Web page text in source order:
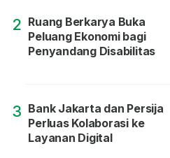
2 Ruang Berkarya Buka
Peluang Ekonomi bagi
Penyandang Disabilitas
3 Bank Jakarta dan Persija
Perluas Kolaborasi ke
Layanan Digital